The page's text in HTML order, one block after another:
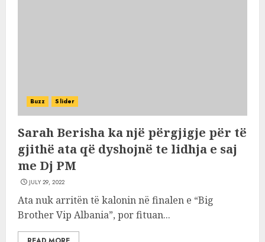
Buzz Slider
Sarah Berisha ka një përgjigje për të
gjithë ata që dyshojnë te lidhja e saj
me Dj PM
JULY 29, 2022
Ata nuk arritën të kalonin në finalen e “Big
Brother Vip Albania”, por fituan...